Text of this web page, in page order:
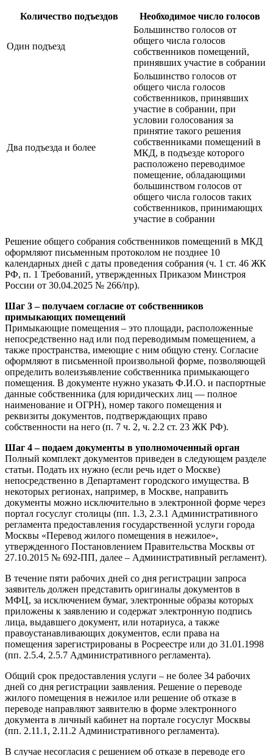
Количество подъездов Необходимое число голосов
Один подъезд
Большинство голосов от
общего числа голосов
собственников помещений,
принявших участие в собрании
Два подъезда и более
Большинство голосов от
общего числа голосов
собственников, принявших
участие в собрании, при
условии голосования за
принятие такого решения
собственниками помещений в
МКД, в подъезде которого
расположено переводимое
помещение, обладающими
большинством голосов от
общего числа голосов таких
собственников, принимающих
участие в собрании
Решение общего собрания собственников помещений в МКД
оформляют письменным протоколом не позднее 10
календарных дней с даты проведения собрания (ч. 1 ст. 46 ЖК
РФ, п. 1 Требований, утвержденных Приказом Минстроя
России от 30.04.2025 № 266/пр).
Шаг 3 – получаем согласие от собственников
примыкающих помещений
Примыкающие помещения – это площади, расположенные
непосредственно над или под переводимым помещением, а
также пространства, имеющие с ним общую стену. Согласие
оформляют в письменной произвольной форме, позволяющей
определить волеизъявление собственника примыкающего
помещения. В документе нужно указать Ф.И.О. и паспортные
данные собственника (для юридических лиц — полное
наименование и ОГРН), номер такого помещения и
реквизиты документов, подтверждающих право
собственности на него (п. 7 ч. 2, ч. 2.2 ст. 23 ЖК РФ).
Шаг 4 – подаем документы в уполномоченный орган
Полный комплект документов приведен в следующем разделе
статьи. Подать их нужно (если речь идет о Москве)
непосредственно в Департамент городского имущества. В
некоторых регионах, например, в Москве, направить
документы можно исключительно в электронной форме через
портал госуслуг столицы (пп. 1.3, 2.3.1 Административного
регламента предоставления государственной услуги города
Москвы «Перевод жилого помещения в нежилое»,
утвержденного Постановлением Правительства Москвы от
27.10.2015 № 692-ПП, далее – Административный регламент).
В течение пяти рабочих дней со дня регистрации запроса
заявитель должен представить оригиналы документов в
МФЦ, за исключением бумаг, электронные образы которых
приложены к заявлению и содержат электронную подпись
лица, выдавшего документ, или нотариуса, а также
правоустанавливающих документов, если права на
помещения зарегистрированы в Росреестре или до 31.01.1998
(пп. 2.5.4, 2.5.7 Административного регламента).
Общий срок предоставления услуги – не более 34 рабочих
дней со дня регистрации заявления. Решение о переводе
жилого помещения в нежилое или решение об отказе в
переводе направляют заявителю в форме электронного
документа в личный кабинет на портале госуслуг Москвы
(пп. 2.11.1, 2.11.2 Административного регламента).
В случае несогласия с решением об отказе в переводе его